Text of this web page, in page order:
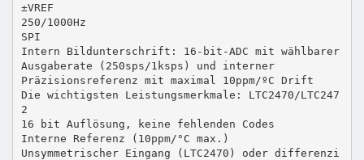
±VREF
250/1000Hz
SPI
Intern Bildunterschrift: 16-bit-ADC mit wählbarer
Ausgaberate (250sps/1ksps) und interner
Präzisionsreferenz mit maximal 10ppm/ºC Drift
Die wichtigsten Leistungsmerkmale: LTC2470/LTC247
2
16 bit Auflösung, keine fehlenden Codes
Interne Referenz (10ppm/°C max.)
Unsymmetrischer Eingang (LTC2470) oder differenzi